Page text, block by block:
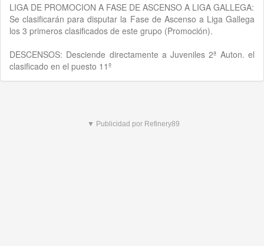
LIGA DE PROMOCION A FASE DE ASCENSO A LIGA GALLEGA:
Se clasificarán para disputar la Fase de Ascenso a Liga Gallega
los 3 primeros clasificados de este grupo (Promoción).
DESCENSOS: Desciende directamente a Juveniles 2ª Auton. el
clasificado en el puesto 11º
▼ Publicidad por Refinery89